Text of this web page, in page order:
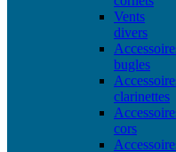
Vents
divers
bugles
clarinettes
cors